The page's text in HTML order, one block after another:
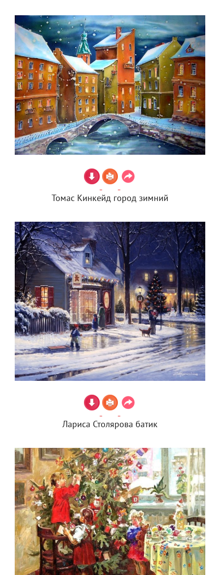
Томас Кинкейд город зимний
Лариса Столярова батик